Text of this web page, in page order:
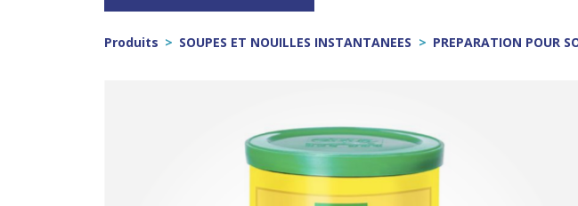
Produits > SOUPES ET NOUILLES INSTANTANEES > PREPARATION POUR